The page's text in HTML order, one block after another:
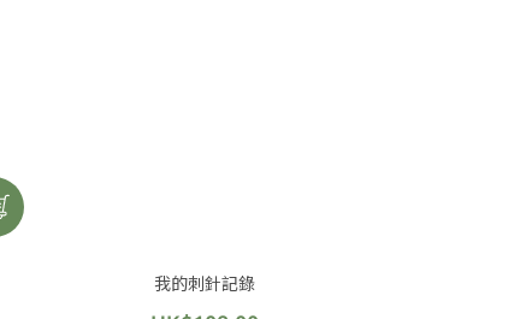
我的刺針記錄